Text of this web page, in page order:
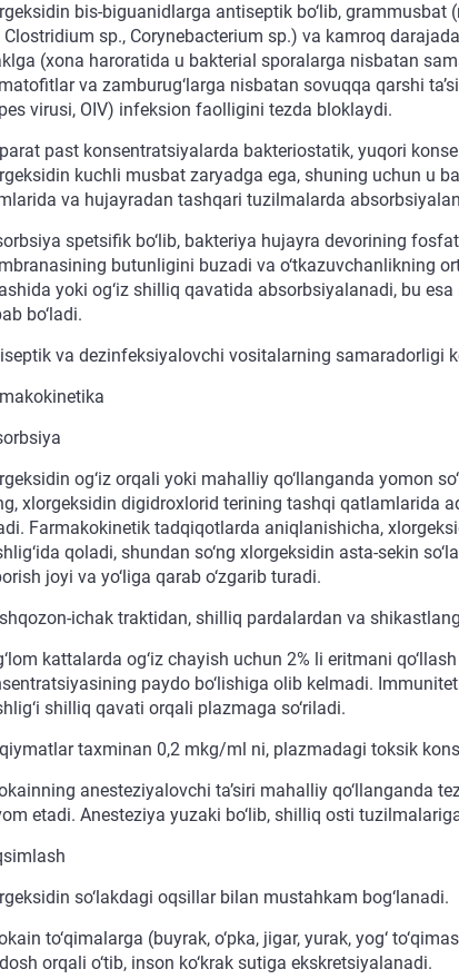
bis-biguanidlarga antiseptik bo‘lib,
Clostridium sp., Corynebacterium sp.) va kamroq
(xona haroratida u bakterial sporalarga nisbatan
va zamburug‘larga nisbatan sovuqqa qarshi
virusi, OIV) infeksion faolligini tezda bloklaydi.
past konsentratsiyalarda bakteriostatik, yuqori
kuchli musbat zaryadga ega, shuning uchun u
va hujayradan tashqari tuzilmalarda
spetsifik bo‘lib, bakteriya hujayra devorining
butunligini buzadi va o‘tkazuvchanlikning
yoki og‘iz shilliq qavatida absorbsiyalanadi, bu
bo‘ladi.
va dezinfeksiyalovchi vositalarning samaradorligi
og‘iz orqali yoki mahalliy qo‘llanganda yomon
xlorgeksidin digidroxlorid terining tashqi qatlamlarida
Farmakokinetik tadqiqotlarda aniqlanishicha,
qoladi, shundan so‘ng xlorgeksidin asta-sekin
joyi va yo‘liga qarab o‘zgarib turadi.
ichak traktidan, shilliq pardalardan va
kattalarda og‘iz chayish uchun 2% li eritmani
paydo bo‘lishiga olib kelmadi.
shilliq qavati orqali plazmaga so‘riladi.
taxminan 0,2 mkg/ml ni, plazmadagi toksik
anesteziyalovchi ta’siri mahalliy qo‘llanganda
etadi. Anesteziya yuzaki bo‘lib, shilliq osti
so‘lakdagi oqsillar bilan mustahkam bog‘lanadi.
to‘qimalarga (buyrak, o‘pka, jigar, yurak, yog‘
orqali o‘tib, inson ko‘krak sutiga ekskretsiyalanadi.